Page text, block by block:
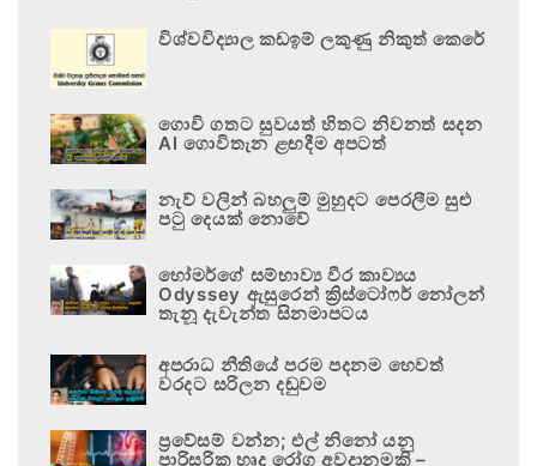
විශ්වවිද්‍යාල කඩඉම් ලකුණු නිකුත් කෙරේ
ගොවි ගතට සුවයත් හිතට නිවනත් සදන
AI ගොවිතැන ළඟදීම අපටත්
නැව් වලින් බහලුම් මුහුදට පෙරලීම සුළු
පටු දෙයක් නොවේ
හෝමර්ගේ සම්භාව්‍ය වීර කාව්‍යය
Odyssey ඇසුරෙන් ක්‍රිස්ටෝෆර් නෝලන්
තැනූ දැවැන්ත සිනමාපටය
අපරාධ නීතියේ පරම පදනම හෙවත්
වරදට සරිලන දඬුවම
ප්‍රවේසම් වන්න; එල් නිනෝ යනු
පාරිසරික හෘද රෝග අවදානමකි –